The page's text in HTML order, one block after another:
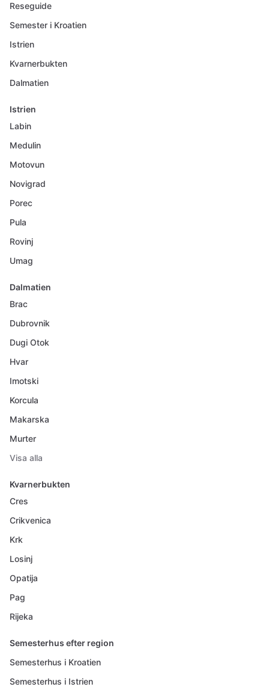
Reseguide
Semester i Kroatien
Istrien
Kvarnerbukten
Dalmatien
Istrien
Labin
Medulin
Motovun
Novigrad
Porec
Pula
Rovinj
Umag
Dalmatien
Brac
Dubrovnik
Dugi Otok
Hvar
Imotski
Korcula
Makarska
Murter
Visa alla
Kvarnerbukten
Cres
Crikvenica
Krk
Losinj
Opatija
Pag
Rijeka
Semesterhus efter region
Semesterhus i Kroatien
Semesterhus i Istrien